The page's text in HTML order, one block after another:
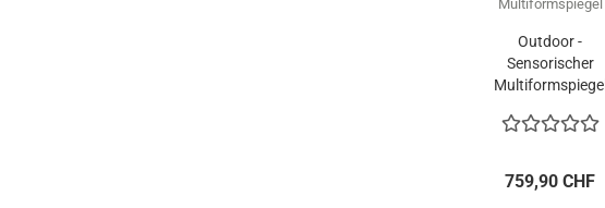
Outdoor -
Sensorischer
Multiformspiegel
759,90 CHF